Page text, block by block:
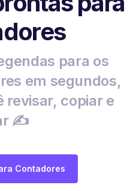
para os
em segundos,
revisar, copiar e
✍️
Contadores